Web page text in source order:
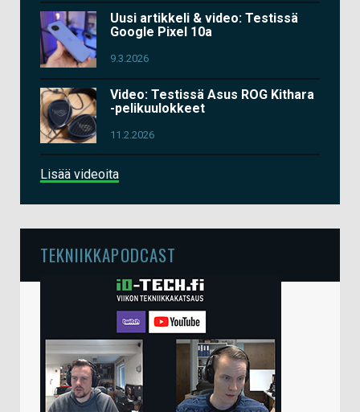
Uusi artikkeli & video: Testissä
Google Pixel 10a
9.3.2026
Video: Testissä Asus ROG Kithara
-pelikuulokkeet
11.2.2026
Lisää videoita
TEKNIIKKAPODCAST